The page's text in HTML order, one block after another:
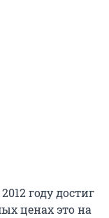
году достиг
ценах это на